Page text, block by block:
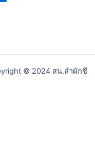
© 2024 สน.ลำผักชี